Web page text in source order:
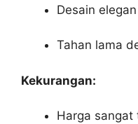
Desain
Tahan lama
Kekurangan:
Harga sangat